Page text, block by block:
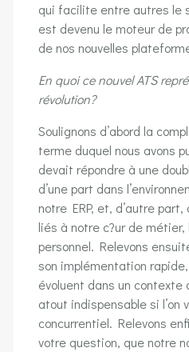
qui facilite entre autres le
est devenu le moteur de
de nos nouvelles
En quoi ce nouvel ATS
révolution?
Soulignons d’abord la
terme duquel nous avons
devait répondre à une
d’une part dans
notre ERP, et, d’autre
liés à notre c?ur de
personnel. Relevons
son implémentation
évoluent dans un
atout indispensable si l’on
concurrentiel. Relevons
votre question, que notre